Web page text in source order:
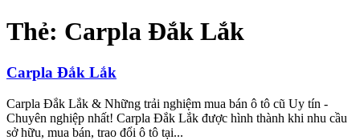
Thẻ: Carpla Đắk Lắk
Carpla Đắk Lắk
Carpla Đắk Lắk & Những trải nghiệm mua bán ô tô cũ Uy tín -
Chuyên nghiệp nhất! Carpla Đắk Lắk được hình thành khi nhu cầu
sở hữu, mua bán, trao đổi ô tô tại...